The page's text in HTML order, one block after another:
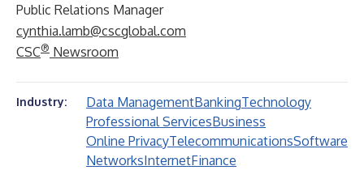
Public Relations Manager
cynthia.lamb@cscglobal.com
CSC® Newsroom
Industry: Data ManagementBankingTechnology
Professional ServicesBusiness
Online PrivacyTelecommunicationsSoftware
NetworksInternetFinance